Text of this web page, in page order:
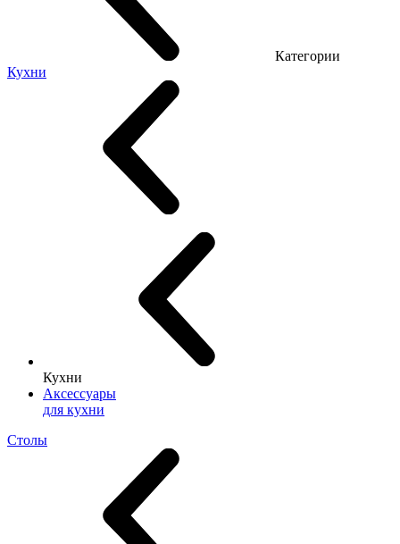
Категории
Кухни
Кухни
Аксессуары
для кухни
Столы